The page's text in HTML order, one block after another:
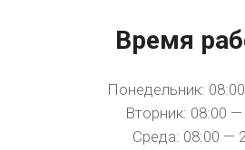
Время
Понедельник:
Вторник: 08:00 —
Среда: 08:00 —